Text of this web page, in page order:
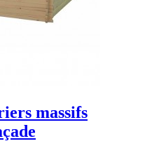
massifs